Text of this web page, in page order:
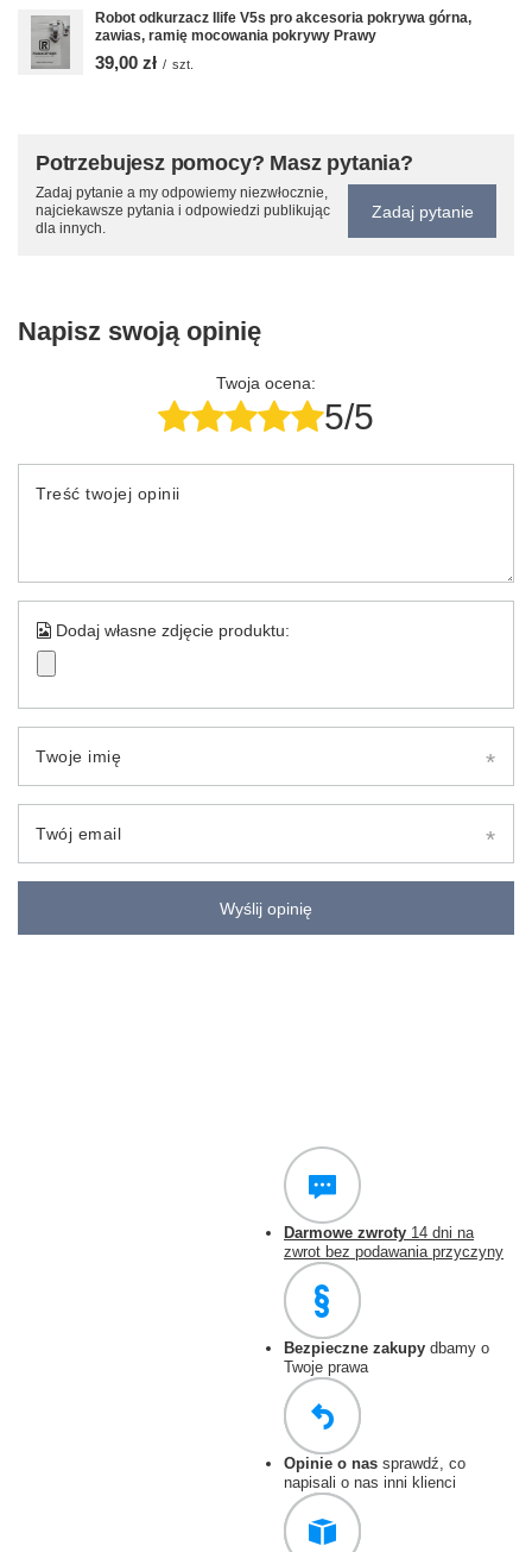
Robot odkurzacz Ilife V5s pro akcesoria pokrywa górna,
zawias, ramię mocowania pokrywy Prawy
39,00 zł / szt.
Potrzebujesz pomocy? Masz pytania?
Zadaj pytanie a my odpowiemy niezwłocznie,
najciekawsze pytania i odpowiedzi publikując
dla innych.
Zadaj pytanie
Napisz swoją opinię
Twoja ocena:
5/5
Treść twojej opinii
Dodaj własne zdjęcie produktu:
Twoje imię
Twój email
Wyślij opinię
Darmowe zwroty 14 dni na
zwrot bez podawania przyczyny
Bezpieczne zakupy dbamy o
Twoje prawa
Opinie o nas sprawdź, co
napisali o nas inni klienci